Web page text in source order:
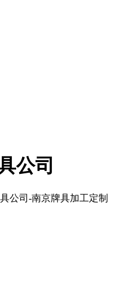
公司
公司-南京牌具加工定制